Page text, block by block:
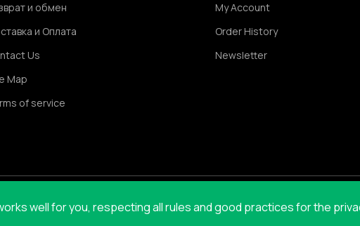
well for you, respecting all rules and good practices for the
и обмен
и Оплата
Us
Map
of service
My Account
Order History
Newsletter